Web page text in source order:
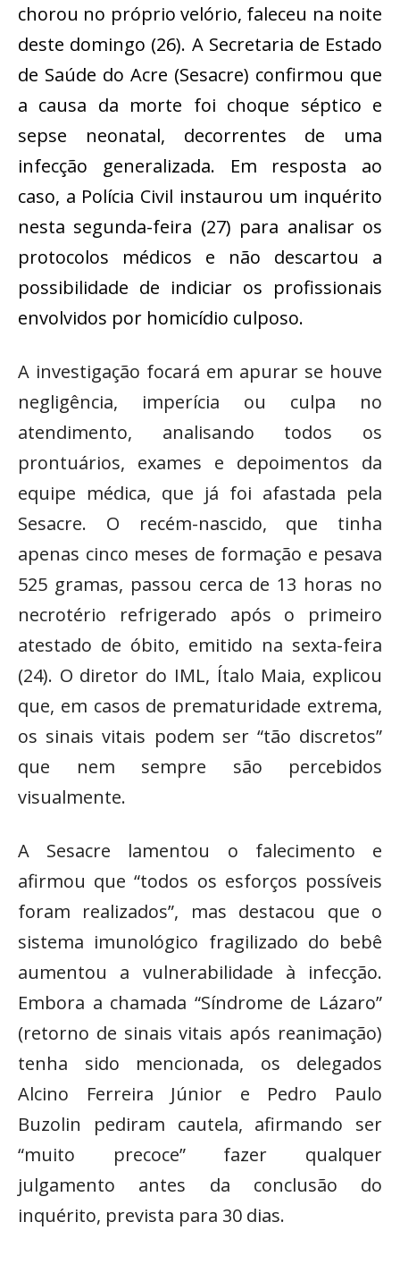
chorou no próprio velório, faleceu na noite
deste domingo (26). A Secretaria de Estado
de Saúde do Acre (Sesacre) confirmou que
a causa da morte foi choque séptico e
sepse neonatal, decorrentes de uma
infecção generalizada. Em resposta ao
caso, a Polícia Civil instaurou um inquérito
nesta segunda-feira (27) para analisar os
protocolos médicos e não descartou a
possibilidade de indiciar os profissionais
envolvidos por homicídio culposo.
A investigação focará em apurar se houve
negligência, imperícia ou culpa no
atendimento, analisando todos os
prontuários, exames e depoimentos da
equipe médica, que já foi afastada pela
Sesacre. O recém-nascido, que tinha
apenas cinco meses de formação e pesava
525 gramas, passou cerca de 13 horas no
necrotério refrigerado após o primeiro
atestado de óbito, emitido na sexta-feira
(24). O diretor do IML, Ítalo Maia, explicou
que, em casos de prematuridade extrema,
os sinais vitais podem ser “tão discretos”
que nem sempre são percebidos
visualmente.
A Sesacre lamentou o falecimento e
afirmou que “todos os esforços possíveis
foram realizados”, mas destacou que o
sistema imunológico fragilizado do bebê
aumentou a vulnerabilidade à infecção.
Embora a chamada “Síndrome de Lázaro”
(retorno de sinais vitais após reanimação)
tenha sido mencionada, os delegados
Alcino Ferreira Júnior e Pedro Paulo
Buzolin pediram cautela, afirmando ser
“muito precoce” fazer qualquer
julgamento antes da conclusão do
inquérito, prevista para 30 dias.